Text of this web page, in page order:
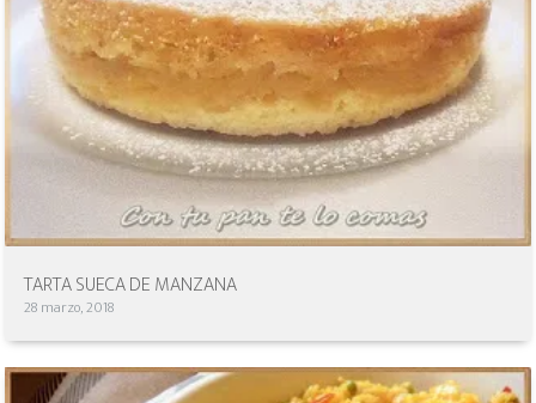
TARTA SUECA DE MANZANA
28 marzo, 2018